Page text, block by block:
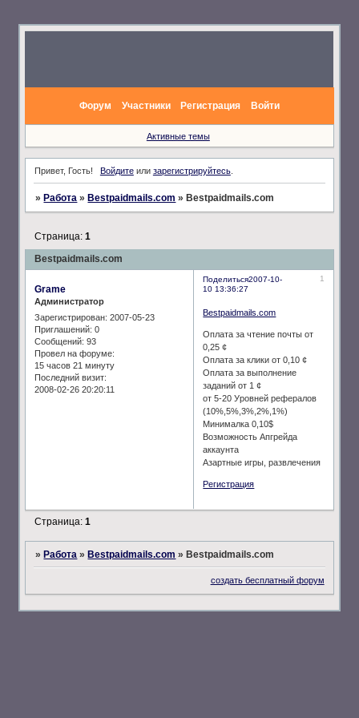
Форум Участники Регистрация Войти
Активные темы
Привет, Гость! Войдитеили зарегистрируйтесь.
» Работа » Bestpaidmails.com » Bestpaidmails.com
Bestpaidmails.com
Страница:1
Поделиться 1
2007-10-
10 13:36:27
Grame
Администратор
Зарегистрирован: 2007-05-23
Приглашений: 0
Сообщений: 93
Провел на форуме:
15 часов 21 минуту
Последний визит:
2008-02-26 20:20:11
Bestpaidmails.com
Оплата за чтение почты от
0,25 ¢
Оплата за клики от 0,10 ¢
Оплата за выполнение
заданий от 1 ¢
от 5-20 Уровней рефералов
(10%,5%,3%,2%,1%)
Минималка 0,10$
Возможность Апгрейда
аккаунта
Азартные игры, развлечения
Регистрация
Страница:1
» Работа » Bestpaidmails.com » Bestpaidmails.com
создать бесплатный форум